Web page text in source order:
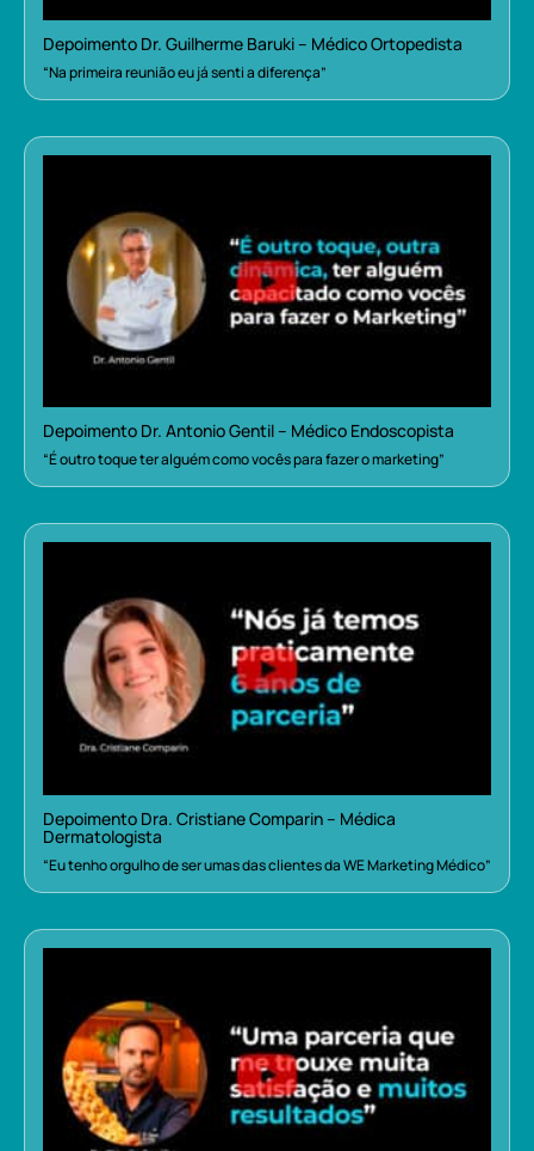
Depoimento Dr. Guilherme Baruki – Médico Ortopedista
“Na primeira reunião eu já senti a diferença”
Depoimento Dr. Antonio Gentil – Médico Endoscopista
“É outro toque ter alguém como vocês para fazer o marketing”
Depoimento Dra. Cristiane Comparin – Médica
Dermatologista
“Eu tenho orgulho de ser umas das clientes da WE Marketing Médico”